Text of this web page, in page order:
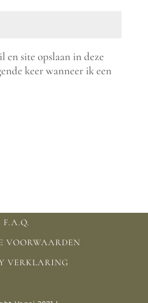
en site opslaan in deze
keer wanneer ik een
F.A.Q.
VOORWAARDEN
VERKLARING